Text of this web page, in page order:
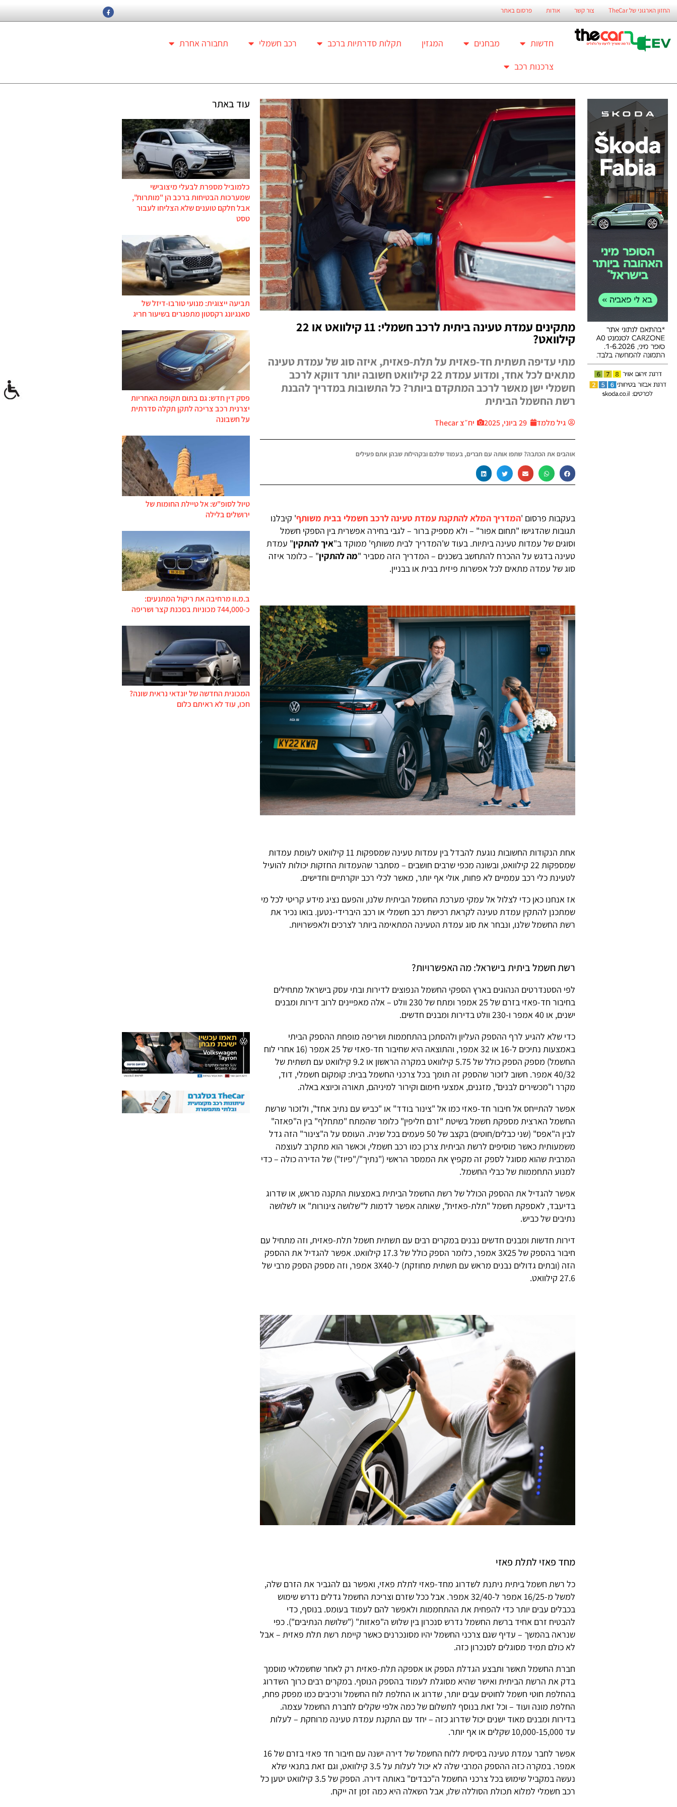
החזון הארגוני של TheCar צור קשר אודות פרסום באתר
חדשות מבחנים המגזין תקלות סדרתיות ברכב רכב חשמלי
תחבורה אחרת
צרכנות רכב
מתקינים עמדת טעינה ביתית לרכב חשמלי: 11 קילוואט או 22
קילוואט?
מתי עדיפה תשתית חד-פאזית על תלת-פאזית, איזה סוג של עמדת טעינה
מתאים לכל אחד, ומדוע עמדת 22 קילוואט חשובה יותר דווקא לרכב
חשמלי ישן מאשר לרכב המתקדם ביותר? כל התשובות במדריך להבנת
רשת החשמל הביתית
גיל מלמד 29 ביוני, 2025 יח״צ Thecar
אוהבים את הכתבה? שתפו אותה עם חברים, בעמוד שלכם ובקהילות שבהן אתם פעילים
בעקבות פרסום 'המדריך המלא להתקנת עמדת טעינה לרכב חשמלי בבית משותף' קיבלנו
תגובות שהדגישו "תחום אפור" – ולא מספיק ברור – לגבי בחירה אפשרית בין הספקי חשמל
וסוגים של עמדות טעינה ביתיות. בעוד ש'המדריך לבית משותף' ממוקד ב"איך להתקין" עמדת
טעינה בדגש על ההכרח להתחשב בשכנים – המדריך הזה מסביר "מה להתקין" – כלומר איזה
סוג של עמדה מתאים לכל אפשרות פיזית בבית או בבניין.
אחת הנקודות החשובות נוגעת להבדל בין עמדות טעינה שמספקות 11 קילוואט לעומת עמדות
שמספקות 22 קילוואט, ובשונה מכפי שרבים חושבים – מסתבר שהעמדות החזקות יכולות להועיל
לטעינת כלי רכב עממיים לא פחות, אולי אף יותר, מאשר לכלי רכב יוקרתיים וחדישים.
אז אנחנו כאן כדי לצלול אל עמקי מערכת החשמל הביתית שלנו, והפעם נציג מידע קריטי לכל מי
שמתכנן להתקין עמדת טעינה לקראת רכישת רכב חשמלי או רכב היברידי-נטען. בואו נכיר את
רשת החשמל שלנו, ונבחר את סוג עמדת הטעינה המתאימה ביותר לצרכים ולאפשרויות.
רשת חשמל ביתית בישראל: מה האפשרויות?
לפי הסטנדרטים הנהוגים בארץ הספקי החשמל הנפוצים לדירות ובתי עסק בישראל מתחילים
בחיבור חד-פאזי בזרם של 25 אמפר ומתח של 230 וולט – אלה מאפיינים לרוב דירות ומבנים
ישנים, או 40 אמפר ו-230 וולט בדירות ומבנים חדשים.
כדי שלא להגיע לרף ההספק העליון ולהסתכן בהתחממות ושריפה מופחת ההספק הביתי
באמצעות נתיכים ל-16 או 32 אמפר, והתוצאה היא שחיבור חד-פאזי של 25 אמפר (16 אחרי לוח
החשמל) מספק הספק כולל של 5.75 קילוואט במקרה הראשון או 9.2 קילוואט עם תשתית של
40/32 אמפר. חשוב לזכור שהספק זה תומך בכל צרכני החשמל בבית: קומקום חשמלי, דוד,
מקרר ו"מכשירים לבנים", מזגנים, אמצעי חימום וקירור למיניהם, תאורה וכיוצא באלה.
אפשר להתייחס אל חיבור חד-פאזי כמו אל "צינור בודד" או "כביש עם נתיב אחד", ולזכור שרשת
החשמל הארצית מספקת חשמל בשיטת "זרם חליפין" כלומר שהמתח "מתחלף" בין ה"פאזה"
לבין ה"אפס" (שני כבלים/חוטים) בקצב של 50 פעמים בכל שניה. העומס על ה"צינור" הזה גדל
משמעותית כאשר מוסיפים לרשת הביתית צרכן כמו רכב חשמלי, וכאשר הוא מתקרב לעוצמה
המרבית שהוא מסוגל לספק זה מקפיץ את הממסר הראשי ("נתיך"/"פיוז") של הדירה כולה – כדי
למנוע התחממות של כבלי החשמל.
אפשר להגדיל את ההספק הכולל של רשת החשמל הביתית באמצעות התקנה מראש, או שדרוג
בדיעבד, לאספקת חשמל "תלת-פאזית", שאותה אפשר לדמות ל"שלושה צינורות" או לשלושה
נתיבים של כביש.
דירות חדשות ומבנים חדשים נבנים במקרים רבים עם תשתית חשמל תלת-פאזית, וזה מתחיל עם
חיבור בהספק של 3X25 אמפר, כלומר הספק כולל של 17.3 קילוואט. אפשר להגדיל את ההספק
הזה (ובתים גדולים נבנים מראש עם תשתית מחוזקת) ל-3X40 אמפר, וזה מספק הספק מרבי של
27.6 קילוואט.
מחד פאזי לתלת פאזי
כל רשת חשמל ביתית ניתנת לשדרוג מחד-פאזי לתלת פאזי, ואפשר גם להגביר את הזרם שלה,
למשל מ-16/25 אמפר ל-32/40 אמפר. אבל ככל שזרם וצריכת החשמל גדלים נדרש שימוש
בכבלים עבים יותר כדי להפחית את ההתחממות ולאפשר להם לעמוד בעומס. בנוסף, כדי
להבטיח זרם אחיד ברשת החשמל נדרש סנכרון בין שלוש ה"פאזות" ("שלושת הנתיבים"). כפי
שנראה בהמשך – עדיף שגם צרכני החשמל יהיו מסונכרנים כאשר קיימת רשת תלת פאזית – אבל
לא כולם תמיד מסוגלים לסנכרון כזה.
חברת החשמל תאשר ותבצע הגדלת הספק או אספקה תלת-פאזית רק לאחר שחשמלאי מוסמך
בדק את הרשת הביתית ואישר שהיא מסוגלת לעמוד בהספק הנוסף. במקרים רבים כרוך השדרוג
בהחלפת חוטי חשמל לחוטים עבים יותר, שדרוג או החלפת לוח החשמל ורכיבים כמו מפסק פחת,
החלפת מונה ועוד – וכל זאת בנוסף לתשלום של כמה אלפי שקלים לחברת החשמל עצמה.
בדירות ומבנים מאוד ישנים יכול שדרוג כזה – יחד עם התקנת עמדת טעינה מרוחקת – לעלות
עד 10,000-15,000 שקלים או אף יותר.
אפשר לחבר עמדת טעינה בסיסית ללוח החשמל של דירה ישנה עם חיבור חד פאזי בזרם של 16
אמפר. במקרה כזה ההספק המרבי שלה לא יכול לעלות על 3.5 קילוואט, וגם זאת בתנאי שלא
נעשה במקביל שימוש בכל צרכני החשמל ה"כבדים" באותה דירה. הספק של 3.5 קילוואט יטען כל
רכב חשמלי למלוא תכולת הסוללה שלו, אבל השאלה היא כמה זמן זה ייקח.
עוד באתר
כלמוביל מספרת לבעלי מיצובישי
שמערכות הבטיחות ברכב הן "מותרות",
אבל חלקם טוענים שלא הצליחו לעבור
טסט
תביעה ייצוגית: מנועי טורבו-דיזל של
סאנגיונג רקסטון מתפגרים בשיעור חריג
פסק דין חדש: גם בתום תקופת האחריות
יצרנית רכב צריכה לתקן תקלה סדרתית
על חשבונה
טיול לסופ"ש: אל טיילת החומות של
ירושלים בלילה
ב.מ.וו מרחיבה את ריקול המתנעים:
כ-744,000 מכוניות בסכנת קצר ושריפה
המכונית החדשה של יונדאי נראית שונה?
חכו, עוד לא ראיתם כלום